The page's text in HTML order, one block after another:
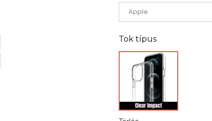
Tok típus